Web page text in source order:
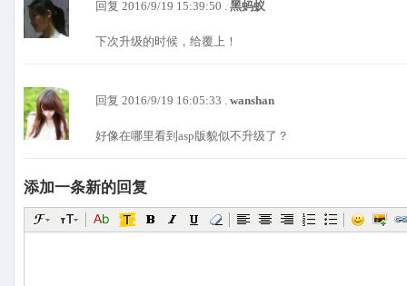
回复 2016/9/19 15:39:50 .黑蚂蚁
下次升级的时候，给覆上！
回复 2016/9/19 16:05:33 .wanshan
好像在哪里看到asp版貌似不升级了？
添加一条新的回复